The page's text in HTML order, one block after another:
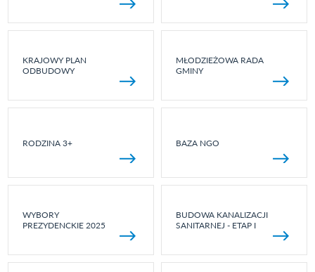
KRAJOWY PLAN
ODBUDOWY
MŁODZIEŻOWA RADA
GMINY
RODZINA 3+ BAZA NGO
WYBORY
PREZYDENCKIE 2025
BUDOWA KANALIZACJI
SANITARNEJ - ETAP I